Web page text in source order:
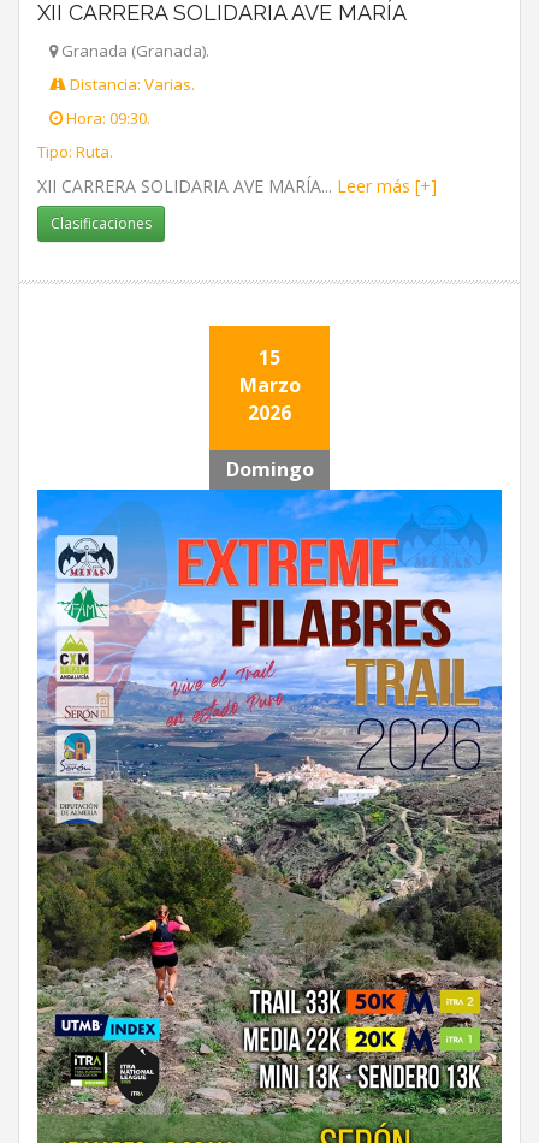
XII CARRERA SOLIDARIA AVE MARÍA
Granada (Granada).
Distancia: Varias.
Hora: 09:30.
Tipo: Ruta.
XII CARRERA SOLIDARIA AVE MARÍA... Leer más [+]
Clasificaciones
15
Marzo
2026
Domingo